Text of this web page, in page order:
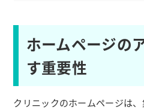
ホームページの
す重要性
クリニックのホームページは